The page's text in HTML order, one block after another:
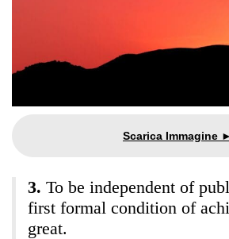
To be independent of
first formal condition of
great.